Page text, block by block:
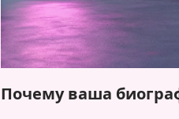
Почему ваша